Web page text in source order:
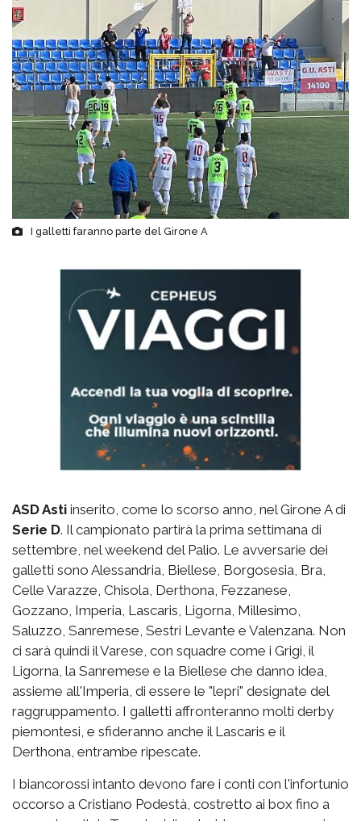
I galletti faranno parte del Girone A
ASD Asti inserito, come lo scorso anno, nel Girone A di
Serie D. Il campionato partirà la prima settimana di
settembre, nel weekend del Palio. Le avversarie dei
galletti sono Alessandria, Biellese, Borgosesia, Bra,
Celle Varazze, Chisola, Derthona, Fezzanese,
Gozzano, Imperia, Lascaris, Ligorna, Millesimo,
Saluzzo, Sanremese, Sestri Levante e Valenzana. Non
ci sarà quindi il Varese, con squadre come i Grigi, il
Ligorna, la Sanremese e la Biellese che danno idea,
assieme all'Imperia, di essere le "lepri" designate del
raggruppamento. I galletti affronteranno molti derby
piemontesi, e sfideranno anche il Lascaris e il
Derthona, entrambe ripescate.
I biancorossi intanto devono fare i conti con l'infortunio
occorso a Cristiano Podestà, costretto ai box fino a